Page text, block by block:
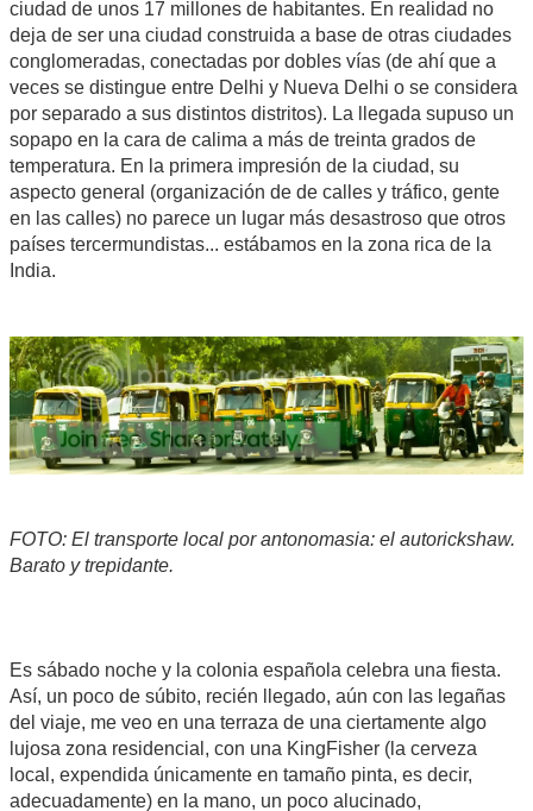
ciudad de unos 17 millones de habitantes. En realidad no
deja de ser una ciudad construida a base de otras ciudades
conglomeradas, conectadas por dobles vías (de ahí que a
veces se distingue entre Delhi y Nueva Delhi o se considera
por separado a sus distintos distritos). La llegada supuso un
sopapo en la cara de calima a más de treinta grados de
temperatura. En la primera impresión de la ciudad, su
aspecto general (organización de de calles y tráfico, gente
en las calles) no parece un lugar más desastroso que otros
países tercermundistas... estábamos en la zona rica de la
India.
FOTO: El transporte local por antonomasia: el autorickshaw.
Barato y trepidante.
Es sábado noche y la colonia española celebra una fiesta.
Así, un poco de súbito, recién llegado, aún con las legañas
del viaje, me veo en una terraza de una ciertamente algo
lujosa zona residencial, con una KingFisher (la cerveza
local, expendida únicamente en tamaño pinta, es decir,
adecuadamente) en la mano, un poco alucinado,